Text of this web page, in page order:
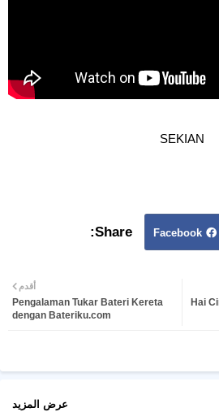
SEKIAN
Facebook
Hai
أقدم
Pengalaman Tukar Bateri Kereta
dengan Bateriku.com
عرض المزيد